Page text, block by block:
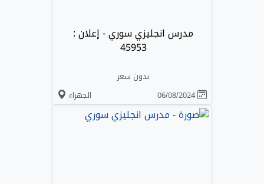
مدرس انجليزي سوري - إعلان :
45953
بدون سعر
الجهراء